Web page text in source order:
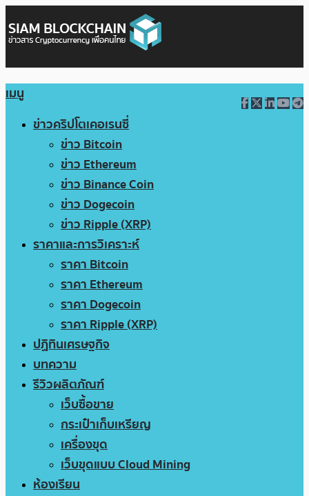
เมนู
ข่าวคริปโตเคอเรนซี่
ข่าว Bitcoin
ข่าว Ethereum
ข่าว Binance Coin
ข่าว Dogecoin
ข่าว Ripple (XRP)
ราคาและการวิเคราะห์
ราคา Bitcoin
ราคา Ethereum
ราคา Dogecoin
ราคา Ripple (XRP)
ปฏิทินเศรษฐกิจ
บทความ
รีวิวผลิตภัณฑ์
เว็บซื้อขาย
กระเป๋าเก็บเหรียญ
เครื่องขุด
เว็บขุดแบบ Cloud Mining
ห้องเรียน